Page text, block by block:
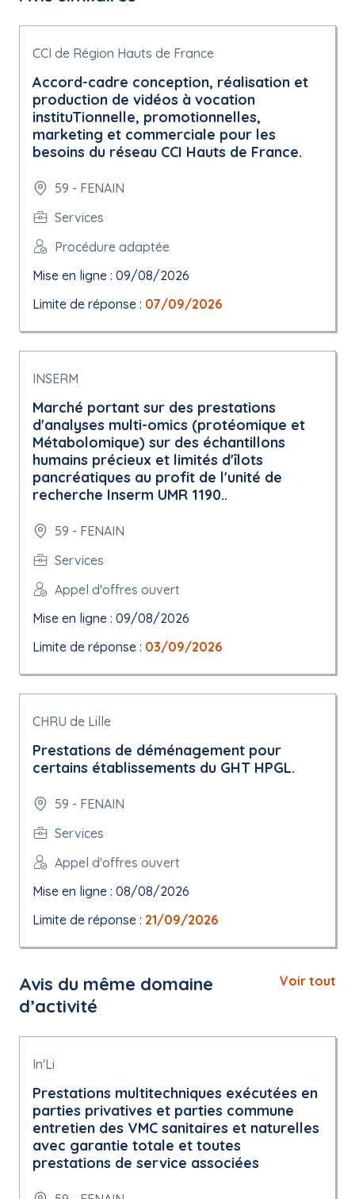
CCI de Région Hauts de France
Accord-cadre conception, réalisation et
production de vidéos à vocation
instituTionnelle, promotionnelles,
marketing et commerciale pour les
besoins du réseau CCI Hauts de France.
59 - FENAIN
Services
Procédure adaptée
Mise en ligne : 09/08/2026
Limite de réponse : 07/09/2026
INSERM
Marché portant sur des prestations
d'analyses multi-omics (protéomique et
Métabolomique) sur des échantillons
humains précieux et limités d'îlots
pancréatiques au profit de l'unité de
recherche Inserm UMR 1190..
59 - FENAIN
Services
Appel d'offres ouvert
Mise en ligne : 09/08/2026
Limite de réponse : 03/09/2026
CHRU de Lille
Prestations de déménagement pour
certains établissements du GHT HPGL.
59 - FENAIN
Services
Appel d'offres ouvert
Mise en ligne : 08/08/2026
Limite de réponse : 21/09/2026
Avis du même domaine
d’activité
Voir tout
In'Li
Prestations multi­techniques exécutées en
parties privatives et parties commune
entretien des VMC sanitaires et naturelles
avec garantie totale et toutes
prestations de service associées